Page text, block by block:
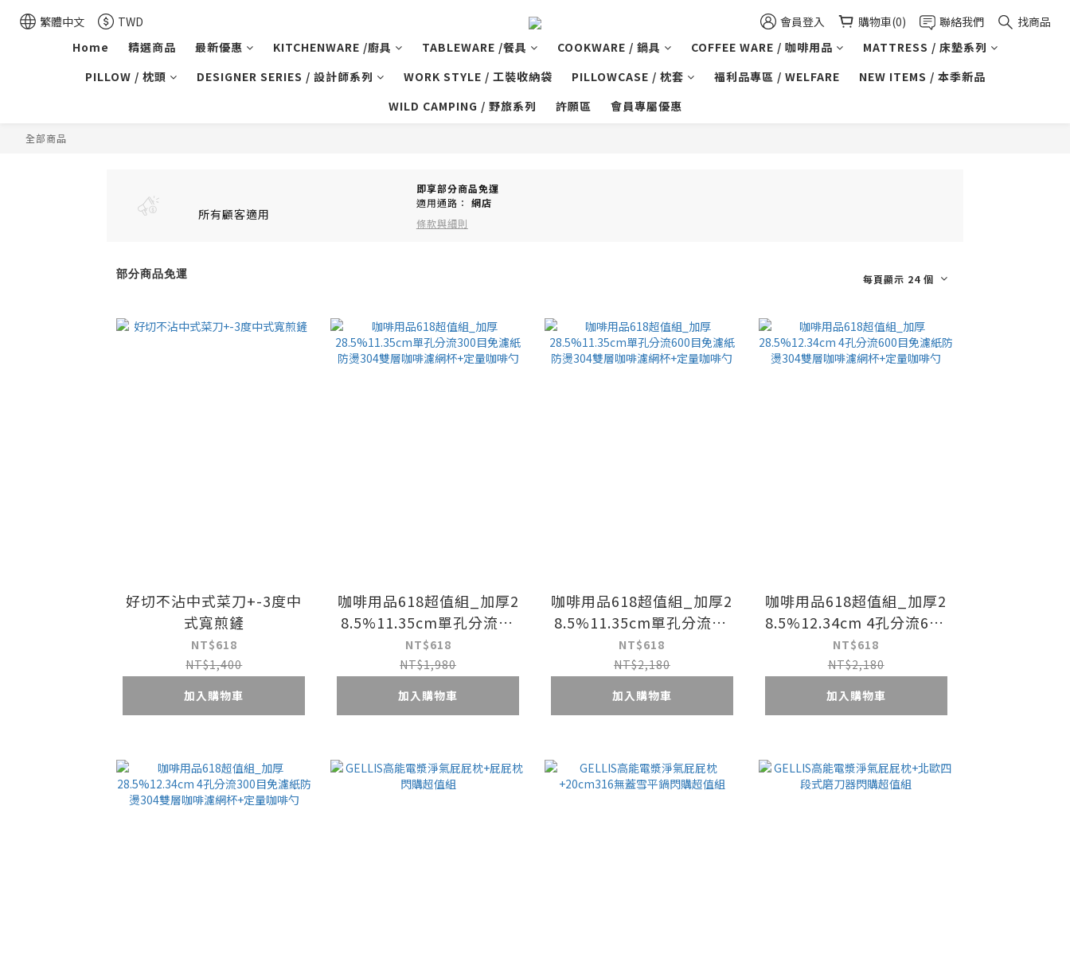
繁體中文 TWD 會員登入 購物車(0) 聯絡我們
找商品
Home
精選商品 最新優惠 KITCHENWARE /廚具 TABLEWARE /餐具 COOKWARE / 鍋具 COFFEE WARE / 咖啡用品
MATTRESS / 床墊系列
PILLOW / 枕頭
DESIGNER SERIES / 設計師系列 WORK STYLE / 工裝收納袋 PILLOWCASE / 枕套 福利品專區 / WELFARE
NEW ITEMS / 本季新品
WILD CAMPING / 野旅系列
許願區 會員專屬優惠
全部商品
所有顧客適用
即享部分商品免運
適用通路： 網店
條款與細則
部分商品免運 每頁顯示 24 個
好切不沾中式菜刀+-3度中
式寬煎鏟
NT$618
NT$1,400
加入購物車
咖啡用品618超值組_加厚2
8.5%11.35cm單孔分流30
0目免濾紙防燙304雙層咖
啡濾網杯+定量咖啡勺
NT$618
NT$1,980
加入購物車
咖啡用品618超值組_加厚2
8.5%11.35cm單孔分流60
0目免濾紙防燙304雙層咖
啡濾網杯+定量咖啡勺
NT$618
NT$2,180
加入購物車
咖啡用品618超值組_加厚2
8.5%12.34cm 4孔分流600
目免濾紙防燙304雙層咖啡
濾網杯+定量咖啡勺
NT$618
NT$2,180
加入購物車